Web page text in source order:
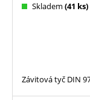
Skladem (41 ks)
Závitová tyč DIN